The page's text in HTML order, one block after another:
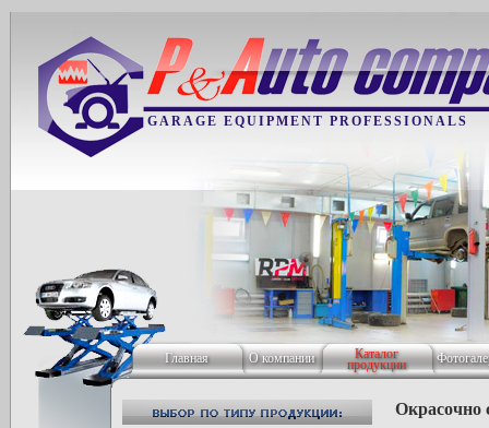
GARAGE EQUIPMENT PROFESSIONALS
Главная О компании Каталог
продукции
Окрасочно